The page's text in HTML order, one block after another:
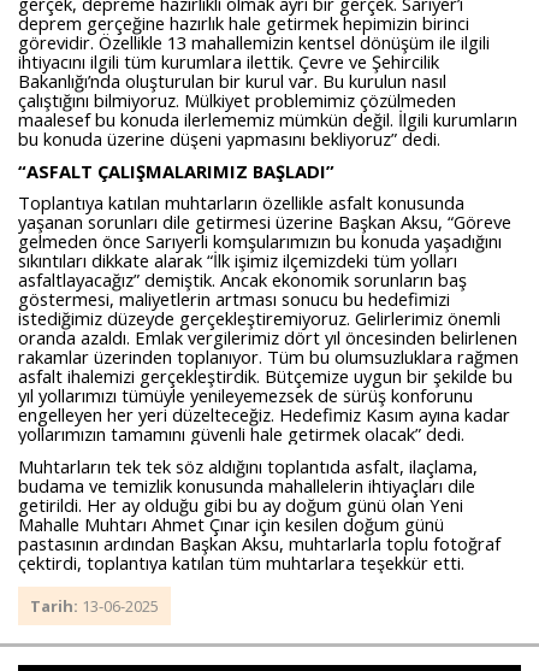
deprem gerçeğine hazırlık hale getirmek hepimizin birinci
görevidir. Özellikle 13 mahallemizin kentsel dönüşüm ile ilgili
ihtiyacını ilgili tüm kurumlara ilettik. Çevre ve Şehircilik
Bakanlığı’nda oluşturulan bir kurul var. Bu kurulun nasıl
çalıştığını bilmiyoruz. Mülkiyet problemimiz çözülmeden
maalesef bu konuda ilerlememiz mümkün değil. İlgili kurumların
bu konuda üzerine düşeni yapmasını bekliyoruz” dedi.
“ASFALT ÇALIŞMALARIMIZ BAŞLADI”
Toplantıya katılan muhtarların özellikle asfalt konusunda
yaşanan sorunları dile getirmesi üzerine Başkan Aksu, “Göreve
gelmeden önce Sarıyerli komşularımızın bu konuda yaşadığını
sıkıntıları dikkate alarak “İlk işimiz ilçemizdeki tüm yolları
asfaltlayacağız” demiştik. Ancak ekonomik sorunların baş
göstermesi, maliyetlerin artması sonucu bu hedefimizi
istediğimiz düzeyde gerçekleştiremiyoruz. Gelirlerimiz önemli
oranda azaldı. Emlak vergilerimiz dört yıl öncesinden belirlenen
rakamlar üzerinden toplanıyor. Tüm bu olumsuzluklara rağmen
asfalt ihalemizi gerçekleştirdik. Bütçemize uygun bir şekilde bu
yıl yollarımızı tümüyle yenileyemezsek de sürüş konforunu
engelleyen her yeri düzelteceğiz. Hedefimiz Kasım ayına kadar
yollarımızın tamamını güvenli hale getirmek olacak” dedi.
Muhtarların tek tek söz aldığını toplantıda asfalt, ilaçlama,
budama ve temizlik konusunda mahallelerin ihtiyaçları dile
getirildi. Her ay olduğu gibi bu ay doğum günü olan Yeni
Mahalle Muhtarı Ahmet Çınar için kesilen doğum günü
pastasının ardından Başkan Aksu, muhtarlarla toplu fotoğraf
çektirdi, toplantıya katılan tüm muhtarlara teşekkür etti.
Tarih: 13-06-2025